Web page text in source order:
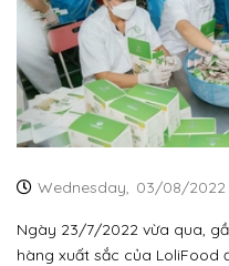
Wednesday, 03/08/2022
Ngày 23/7/2022 vừa qua,
hàng xuất sắc của LoliFood